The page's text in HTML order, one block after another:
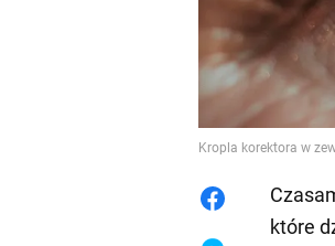
Kropla korektora w
które